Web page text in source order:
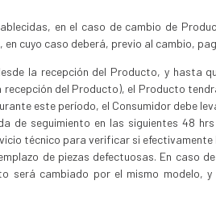
en el caso de cambio de
cuyo caso deberá, previo al cambio,
la recepción del Producto, y hasta
recepción del Producto), el Producto
este período, el Consumidor debe
de seguimiento en las siguientes 48
técnico para verificar si
de piezas defectuosas. En caso
será cambiado por el mismo modelo,